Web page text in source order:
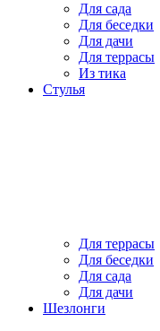
Для сада
Для беседки
Для дачи
Для террасы
Из тика
Стулья
Для террасы
Для беседки
Для сада
Для дачи
Шезлонги